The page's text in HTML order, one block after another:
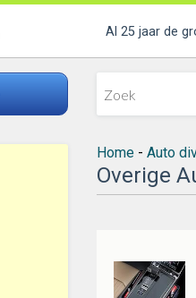
Al 25 jaar de
Home- Auto
Overige